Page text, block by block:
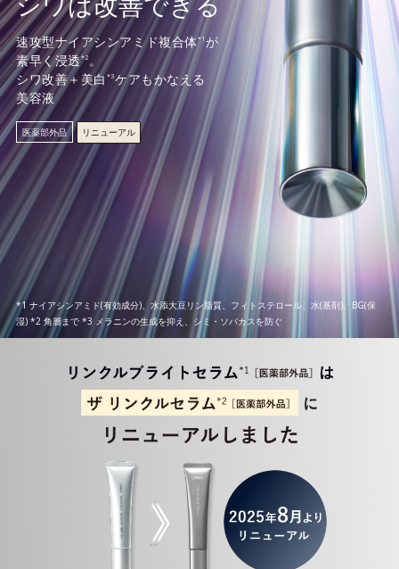
速攻型ナイアシンアミド複合体*1 が
素早く浸透*2 。
シワ改善＋美白 *3ケアもかなえる
美容液
医薬部外品 リニューアル
*1 ナイアシンアミド(有効成分)、水添大豆リン脂質、フィトステロール、水(基剤)、BG(保
湿) *2 角層まで *3 メラニンの生成を抑え、シミ・ソバカスを防ぐ